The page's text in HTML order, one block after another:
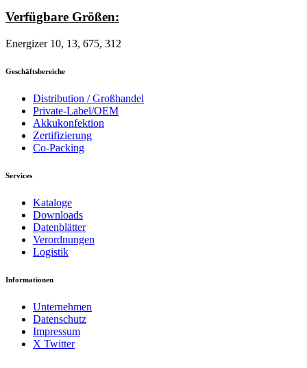
Verfügbare Größen:
Energizer 10, 13, 675, 312
Geschäftsbereiche
Distribution / Großhandel
Private-Label/OEM
Akkukonfektion
Zertifizierung
Co-Packing
Services
Kataloge
Downloads
Datenblätter
Verordnungen
Logistik
Informationen
Unternehmen
Datenschutz
Impressum
X Twitter